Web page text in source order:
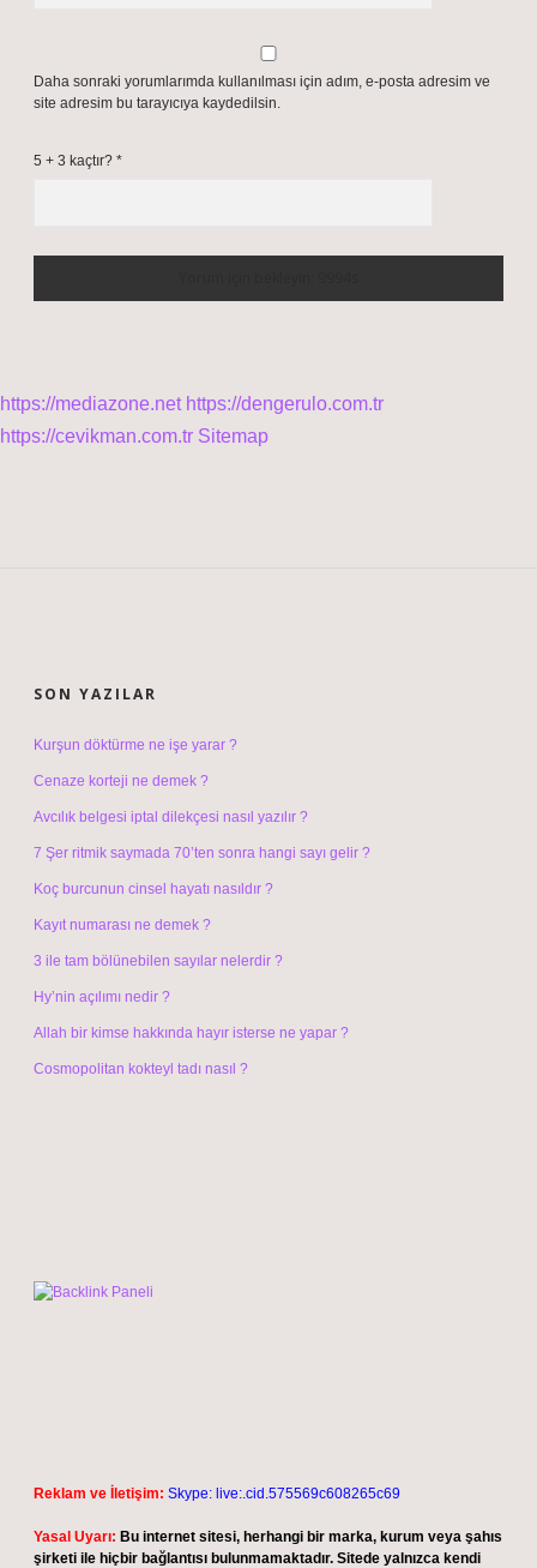
Daha sonraki yorumlarımda kullanılması için adım, e-posta adresim ve
site adresim bu tarayıcıya kaydedilsin.
5 + 3 kaçtır? *
https://mediazone.net https://dengerulo.com.tr
https://cevikman.com.tr Sitemap
SON YAZILAR
Kurşun döktürme ne işe yarar ?
Cenaze korteji ne demek ?
Avcılık belgesi iptal dilekçesi nasıl yazılır ?
7 Şer ritmik saymada 70’ten sonra hangi sayı gelir ?
Koç burcunun cinsel hayatı nasıldır ?
Kayıt numarası ne demek ?
3 ile tam bölünebilen sayılar nelerdir ?
Hy’nin açılımı nedir ?
Allah bir kimse hakkında hayır isterse ne yapar ?
Cosmopolitan kokteyl tadı nasıl ?
Reklam ve İletişim: Skype: live:.cid.575569c608265c69
Yasal Uyarı: Bu internet sitesi, herhangi bir marka, kurum veya şahıs
şirketi ile hiçbir bağlantısı bulunmamaktadır. Sitede yalnızca kendi